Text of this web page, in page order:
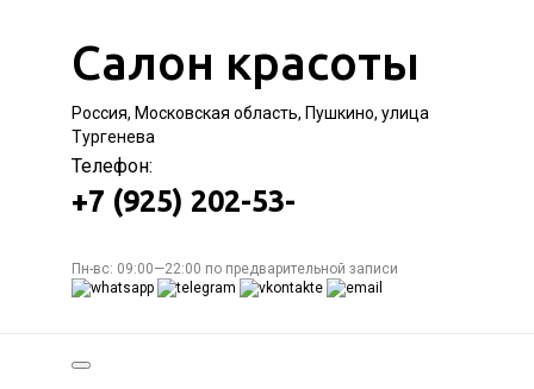
Салон красоты
Россия, Московская область, Пушкино, улица
Тургенева
Телефон:
+7 (925) 202-53-
Пн-вс: 09:00—22:00 по предварительной записи